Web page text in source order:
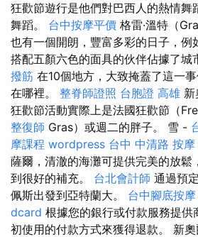
狂歡節遊行是他們對巴西人的熱情舞
舞蹈。 台中按摩平價 格雷·溫特（
也有一個開朗，豐富多彩的日子，例
搭配五顏六色的面具的伙伴佔據了城
撥筋 在10個地方，大致掩蓋了這一
在哪裡。 整脊師證照 台胞證 高雄
狂歡節活動實際上是法國狂歡節（
整復師 Gras）或週二的胖子。 雪 -
摩課程 wordpress 台中 中清路 按摩
薩爾，清澈的海灘可提供完美的放鬆
到很好的補充。 台北會計師 通過預
佩斯出發到亞特蘭大。 台中腳底按摩
dcard 根據您的銀行或付款服務提供
初使用的付款方式來獲得退款。 新